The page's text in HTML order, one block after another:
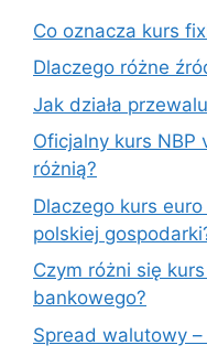
Co oznacza kurs
Dlaczego różne
Jak działa
Oficjalny kurs NBP
różnią?
Dlaczego kurs
polskiej
Czym różni się
bankowego?
Spread walutowy